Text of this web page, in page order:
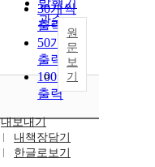
발행기
관순
30개씩
출력
50개씩
출력
100개씩
출력
원
문
보
기
내보내기
내책장담기
한글로보기